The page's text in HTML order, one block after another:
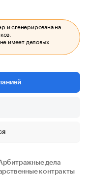
и сгенерирована на
имеет деловых
дела
контракты